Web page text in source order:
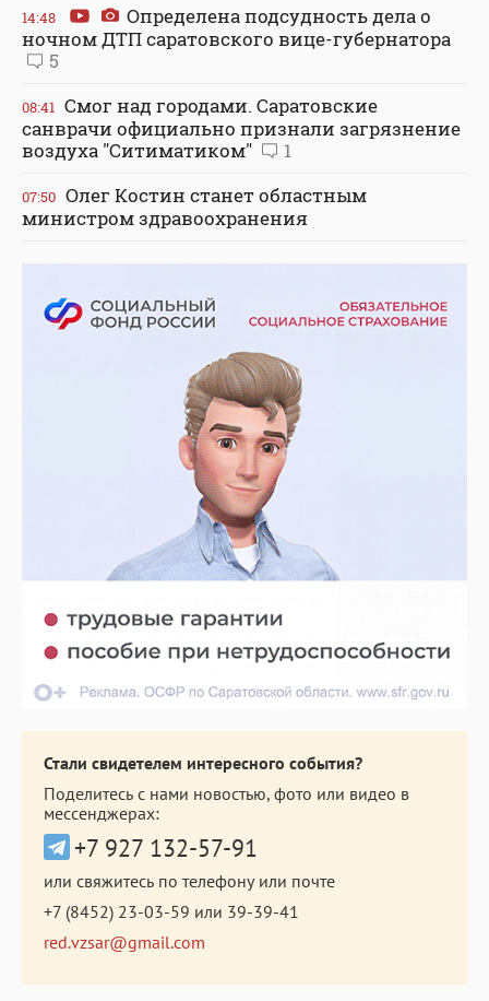
14:48
Определена подсудность дела о
ночном ДТП саратовского вице-губернатора
5
08:41 Смог над городами. Саратовские
санврачи официально признали загрязнение
воздуха "Ситиматиком"
1
07:50 Олег Костин станет областным
министром здравоохранения
Стали свидетелем интересного события?
Поделитесь с нами новостью, фото или видео в
мессенджерах:
+7 927 132-57-91
или свяжитесь по телефону или почте
+7 (8452) 23-03-59 или 39-39-41
red.vzsar@gmail.com